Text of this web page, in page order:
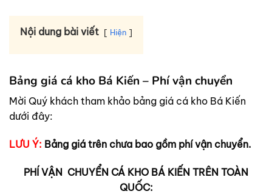
Nội dung bài viết Hiện
Bảng giá cá kho Bá Kiến – Phí vận chuyển
Mời Quý khách tham khảo bảng giá cá kho Bá Kiến
dưới đây:
LƯU Ý: Bảng giá trên chưa bao gồm phí vận chuyển.
PHÍ VẬN CHUYỂN CÁ KHO BÁ KIẾN TRÊN TOÀN
QUỐC: